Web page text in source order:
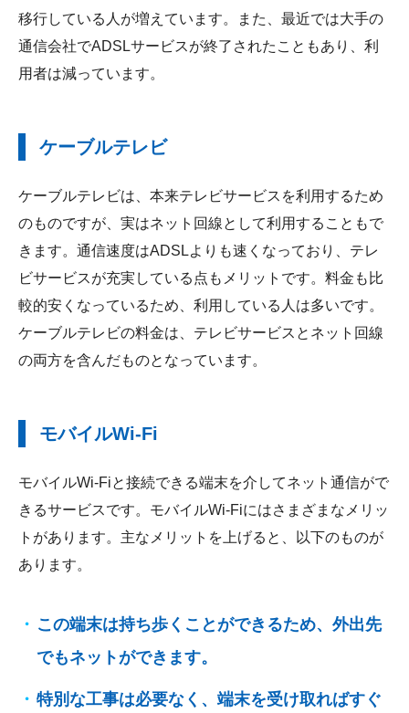
移行している人が増えています。また、最近では大手の
通信会社でADSLサービスが終了されたこともあり、利
用者は減っています。
ケーブルテレビ
ケーブルテレビは、本来テレビサービスを利用するため
のものですが、実はネット回線として利用することもで
きます。通信速度はADSLよりも速くなっており、テレ
ビサービスが充実している点もメリットです。料金も比
較的安くなっているため、利用している人は多いです。
ケーブルテレビの料金は、テレビサービスとネット回線
の両方を含んだものとなっています。
モバイルWi-Fi
モバイルWi-Fiと接続できる端末を介してネット通信がで
きるサービスです。モバイルWi-Fiにはさまざまなメリッ
トがあります。主なメリットを上げると、以下のものが
あります。
この端末は持ち歩くことができるため、外出先
でもネットができます。
特別な工事は必要なく、端末を受け取ればすぐ